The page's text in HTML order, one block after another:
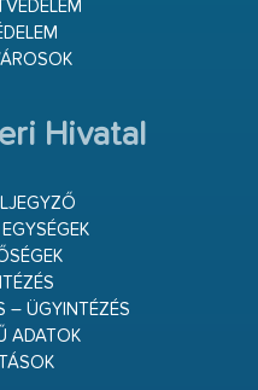
Hivatal
– ÜGYINTÉZÉS
ADATOK